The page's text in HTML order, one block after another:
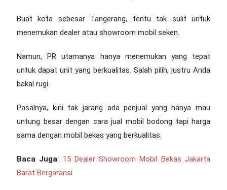
Buat kota sebesar Tangerang, tentu tak sulit untuk
menemukan dealer atau showroom mobil seken.
Namun, PR utamanya hanya menemukan yang tepat
untuk dapat unit yang berkualitas. Salah pilih, justru Anda
bakal rugi.
Pasalnya, kini tak jarang ada penjual yang hanya mau
untung besar dengan cara jual mobil bodong tapi harga
sama dengan mobil bekas yang berkualitas.
Baca Juga: 15 Dealer Showroom Mobil Bekas Jakarta
Barat Bergaransi